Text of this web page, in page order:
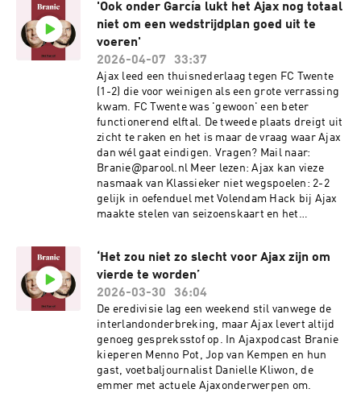
misloopt, moet de hand op de knip, net als
onder Frank de Boer – die vier keer kampioen
werd Gemaakt door:Presentator: Menno
PotGasten: Bas Soetenhorst en Jan Pieter
EkkerMontage: Laura HiskenProductie: Verena
VerhoevenMuziek: Kloaq Audio DesignSee
omnystudio.com/listener for privacy
information.
'Ook onder García lukt het Ajax nog totaal
niet om een wedstrijdplan goed uit te
voeren'
2026-04-07
33:37
Ajax leed een thuisnederlaag tegen FC Twente
(1-2) die voor weinigen als een grote verrassing
kwam. FC Twente was 'gewoon' een beter
functionerend elftal. De tweede plaats dreigt uit
zicht te raken en het is maar de vraag waar Ajax
dan wél gaat eindigen. Vragen? Mail naar:
Branie@parool.nl Meer lezen: Ajax kan vieze
nasmaak van Klassieker niet wegspoelen: 2-2
gelijk in oefenduel met Volendam Hack bij Ajax
maakte stelen van seizoenskaart en het
cruciale graadmeters voor Oranje richting het
WK Gemaakt door:Presentator: Menno
PotGasten: Jop van KempenMontage: Laura
HiskenProductie: Verena VerhoevenMuziek:
Kloaq Audio DesignSee
omnystudio.com/listener for privacy
information.
‘Het zou niet zo slecht voor Ajax zijn om
vierde te worden’
2026-03-30
36:04
De eredivisie lag een weekend stil vanwege de
interlandonderbreking, maar Ajax levert altijd
genoeg gespreksstof op. In Ajaxpodcast Branie
kieperen Menno Pot, Jop van Kempen en hun
gast, voetbaljournalist Danielle Kliwon, de
emmer met actuele Ajaxonderwerpen om.